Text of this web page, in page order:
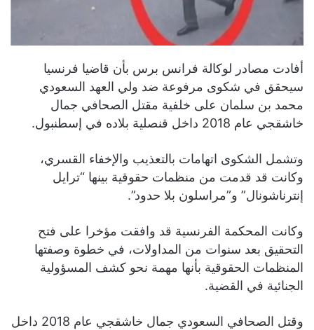
أفادت مصادر لوكالة فرانس برس بأن قاضيا فرنسيا
سيحقق في شكوى مرفوعة ضد ولي العهد السعودي
محمد بن سلمان على خلفية مقتل الصحافي جمال
خاشقجي عام 2018 داخل قنصلية بلاده في إسطنبول.
وتشمل الشكوى اتهامات بالتعذيب والإخفاء القسري،
وكانت قد قدمت من منظمات حقوقية بينها “ترايل
إنترناشونال” و”مراسلون بلا حدود”.
وكانت المحكمة الفرنسية قد وافقت مؤخرا على فتح
التحقيق بعد سنوات من المداولات، في خطوة وصفتها
المنظمات الحقوقية بأنها مهمة نحو كشف المسؤولية
الجنائية في القضية.
وقتل الصحافي السعودي جمال خاشقجي عام 2018 داخل